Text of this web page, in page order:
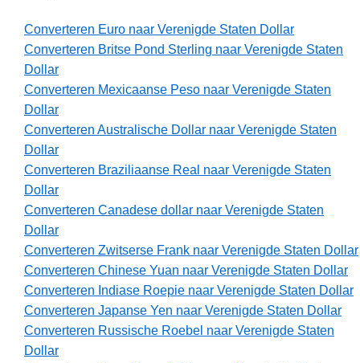
Converteren Euro naar Verenigde Staten Dollar
Converteren Britse Pond Sterling naar Verenigde Staten
Dollar
Converteren Mexicaanse Peso naar Verenigde Staten
Dollar
Converteren Australische Dollar naar Verenigde Staten
Dollar
Converteren Braziliaanse Real naar Verenigde Staten
Dollar
Converteren Canadese dollar naar Verenigde Staten
Dollar
Converteren Zwitserse Frank naar Verenigde Staten Dollar
Converteren Chinese Yuan naar Verenigde Staten Dollar
Converteren Indiase Roepie naar Verenigde Staten Dollar
Converteren Japanse Yen naar Verenigde Staten Dollar
Converteren Russische Roebel naar Verenigde Staten
Dollar